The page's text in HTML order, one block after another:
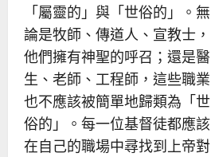
「屬靈的」與「世俗的」。無
論是牧師、傳道人、宣教士，
他們擁有神聖的呼召；還是醫
生、老師、工程師，這些職業
也不應該被簡單地歸類為「世
俗的」。每一位基督徒都應該
在自己的職場中尋找到上帝對